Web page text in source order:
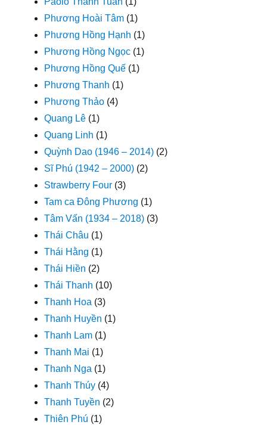
Phương Hoài Tâm (1)
Phương Hồng Hạnh (1)
Phương Hồng Ngọc (1)
Phương Hồng Quế (1)
Phương Thanh (1)
Phương Thảo (4)
Quang Lê (1)
Quang Linh (1)
Quỳnh Dao (1946 – 2014) (2)
Sĩ Phú (1942 – 2000) (2)
Strawberry Four (3)
Tam ca Đông Phương (1)
Tâm Vấn (1934 – 2018) (3)
Thái Châu (1)
Thái Hằng (1)
Thái Hiền (2)
Thái Thanh (10)
Thanh Hoa (3)
Thanh Huyền (1)
Thanh Lam (1)
Thanh Mai (1)
Thanh Nga (1)
Thanh Thúy (4)
Thanh Tuyền (2)
Thiên Phú (1)